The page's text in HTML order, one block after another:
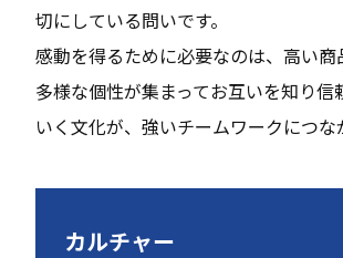
切にしている問いです。
感動を得るために必要なのは、高い商
多様な個性が集まってお互いを知り信
いく文化が、強いチームワークにつな
カルチャー